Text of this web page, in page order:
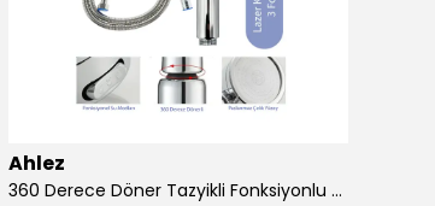
Ahlez
360 Derece Döner Tazyikli Fonksiyonlu Duş Başlığı Yapışkan Mafsallı Duş Sistemi